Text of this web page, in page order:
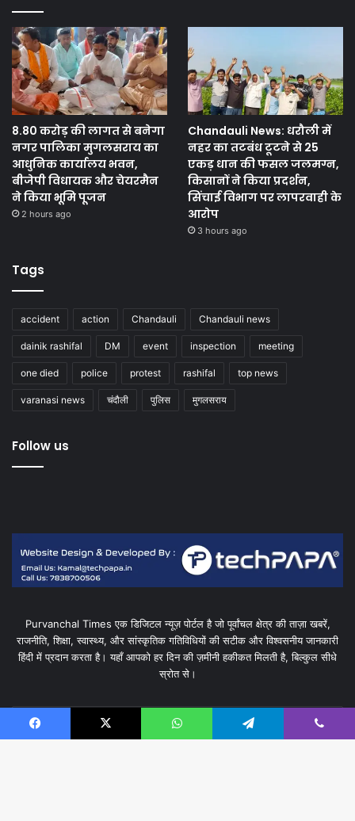
8.80 करोड़ की लागत से बनेगा
नगर पालिका मुगलसराय का
आधुनिक कार्यालय भवन,
बीजेपी विधायक और चेयरमैन
ने किया भूमि पूजन
2 hours ago
Chandauli News: धरौली में
नहर का तटबंध टूटने से 25
एकड़ धान की फसल जलमग्न,
किसानों ने किया प्रदर्शन,
सिंचाई विभाग पर लापरवाही के
आरोप
3 hours ago
Tags
accident action Chandauli Chandauli news
dainik rashifal DM event inspection meeting
one died police protest rashifal top news
varanasi news चंदौली पुलिस मुगलसराय
Follow us
Purvanchal Times एक डिजिटल न्यूज़ पोर्टल है जो पूर्वांचल क्षेत्र की ताज़ा खबरें,
राजनीति, शिक्षा, स्वास्थ्य, और सांस्कृतिक गतिविधियों की सटीक और विश्वसनीय जानकारी
हिंदी में प्रदान करता है। यहाँ आपको हर दिन की ज़मीनी हकीकत मिलती है, बिल्कुल सीधे
स्रोत से।
your
Facebook X WhatsApp Telegram Viber